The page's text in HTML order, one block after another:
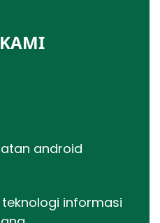
informasi